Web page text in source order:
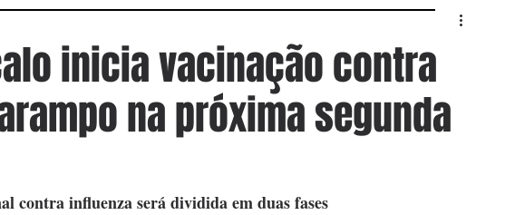
inicia vacinação contra
na próxima segunda
contra influenza será dividida em duas fases